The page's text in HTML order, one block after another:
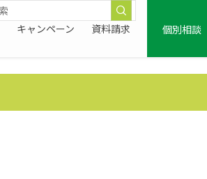
キャンペーン 資料請求
個別相談